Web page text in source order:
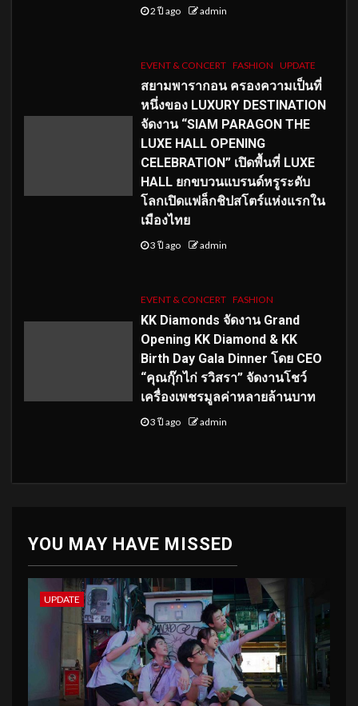
2 ปี ago admin
EVENT & CONCERT FASHION UPDATE
สยามพารากอน ครองความเป็นที่
หนึ่งของ LUXURY DESTINATION
จัดงาน “SIAM PARAGON THE
LUXE HALL OPENING
CELEBRATION” เปิดพื้นที่ LUXE
HALL ยกขบวนแบรนด์หรูระดับ
โลกเปิดแฟล็กชิปสโตร์แห่งแรกใน
เมืองไทย
3 ปี ago admin
EVENT & CONCERT FASHION
KK Diamonds จัดงาน Grand
Opening KK Diamond & KK
Birth Day Gala Dinner โดย CEO
“คุณกุ๊กไก่ รวิสรา” จัดงานโชว์
เครื่องเพชรมูลค่าหลายล้านบาท
3 ปี ago admin
YOU MAY HAVE MISSED
UPDATE